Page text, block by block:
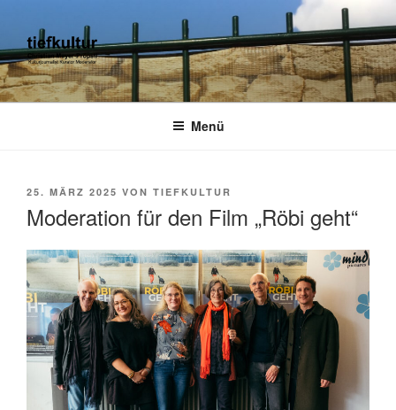
springen
TIEFKULTUR
kulturjournalist kurator moderator
Menü
VERÖFFENTLICHT
25. MÄRZ 2025 VON TIEFKULTUR
Moderation für den Film „Röbi geht“